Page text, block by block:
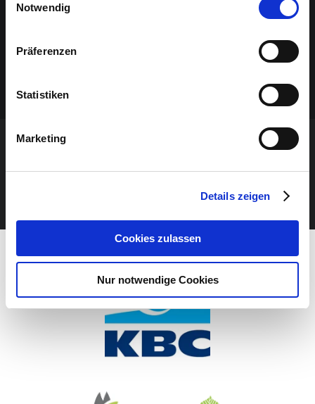
Notwendig
Präferenzen
Statistiken
Marketing
Details zeigen
Cookies zulassen
Nur notwendige Cookies
JETZT UNSEREN NEWSLETTER ABONNIEREN